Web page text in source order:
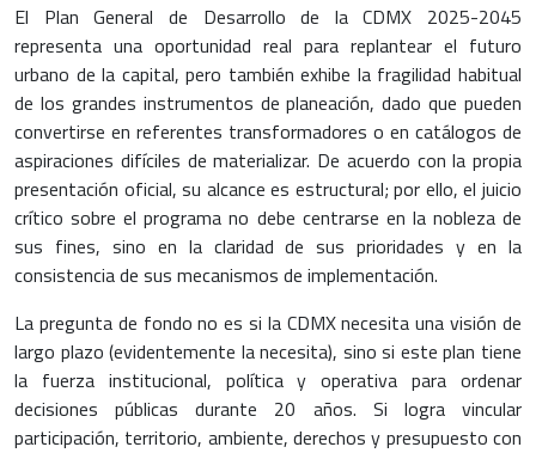
El Plan General de Desarrollo de la CDMX 2025-2045
representa una oportunidad real para replantear el futuro
urbano de la capital, pero también exhibe la fragilidad habitual
de los grandes instrumentos de planeación, dado que pueden
convertirse en referentes transformadores o en catálogos de
aspiraciones difíciles de materializar. De acuerdo con la propia
presentación oficial, su alcance es estructural; por ello, el juicio
crítico sobre el programa no debe centrarse en la nobleza de
sus fines, sino en la claridad de sus prioridades y en la
consistencia de sus mecanismos de implementación.
La pregunta de fondo no es si la CDMX necesita una visión de
largo plazo (evidentemente la necesita), sino si este plan tiene
la fuerza institucional, política y operativa para ordenar
decisiones públicas durante 20 años. Si logra vincular
participación, territorio, ambiente, derechos y presupuesto con